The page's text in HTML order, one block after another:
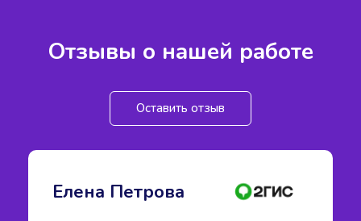
Отзывы о нашей работе
Оставить отзыв
Елена Петрова